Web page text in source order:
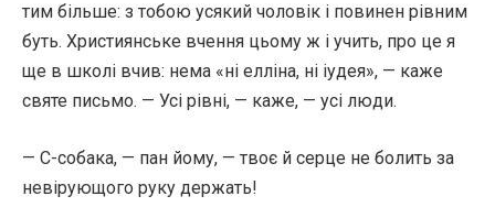
тим більше: з тобою усякий чоловік і повинен рівним
буть. Християнське вчення цьому ж і учить, про це я
ще в школі вчив: нема «ні елліна, ні іудея», — каже
святе письмо. — Усі рівні, — каже, — усі люди.
— С-собака, — пан йому, — твоє й серце не болить за
невірующого руку держать!